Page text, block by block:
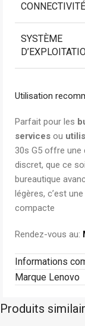
CONNECTIVITÉ
SYSTÈME
Utilisation
Parfait pour les
services ou
30s G5 offre une
discret, que ce
bureautique
légères, c’est
compacte
Rendez-vous au:
Informations
Marque Lenovo
Produits
Hp